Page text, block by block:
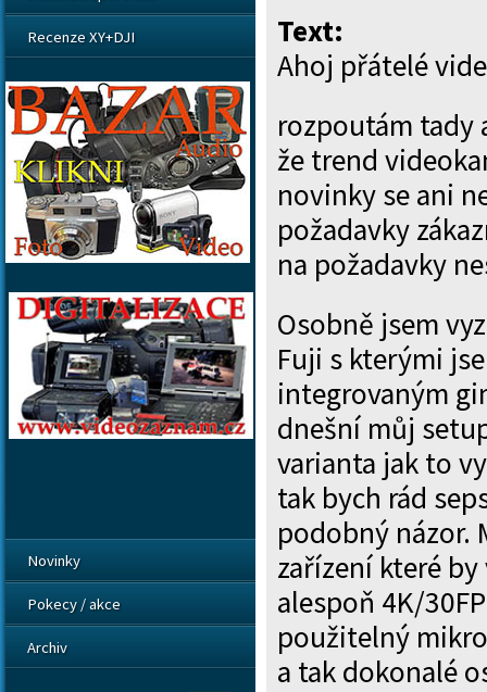
Text:
Ahoj přátelé
rozpoutám tady
že trend
novinky se ani
požadavky
na požadavky
Osobně jsem
Fuji s kterými
integrovaným
dnešní můj
varianta jak to
tak bych rád
podobný názor.
zařízení které
alespoň 4K/
použitelný
a tak dokonalé
Recenze XY+DJI
Novinky
Pokecy / akce
Archiv